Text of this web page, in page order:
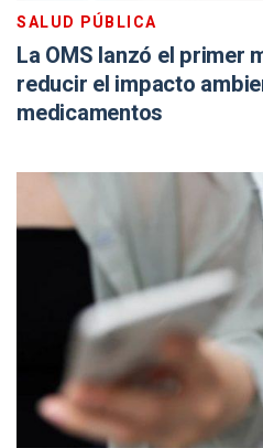
SALUD PÚBLICA
La OMS lanzó el primer
reducir el impacto
medicamentos